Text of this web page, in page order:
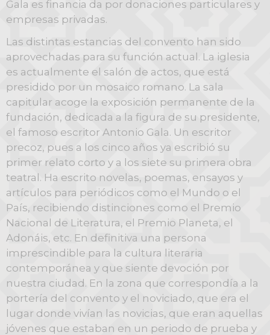
Gala es financia da por donaciones particulares y
empresas privadas.
Las distintas estancias del convento han sido
aprovechadas para su función actual. La iglesia
es actualmente el salón de actos, que está
presidido por un mosaico romano. La sala
capitular acoge la exposición permanente de la
fundación, dedicada a la figura de su presidente,
el famoso escritor Antonio Gala. Un escritor
precoz, pues a los cinco años ya escribió su
primer relato corto y a los siete su primera obra
teatral. Ha escrito novelas, poemas, ensayos y
artículos para periódicos como el Mundo o el
País, recibiendo distinciones como el Premio
Nacional de Literatura, el Premio Planeta, el
Adonáis, etc. En definitiva una persona
imprescindible para la cultura literaria
contemporánea y que siente devoción por
nuestra ciudad. En la zona que correspondía a la
portería del convento y el noviciado, que era el
lugar donde vivían las novicias, que eran aquellas
jóvenes que estaban en un periodo de prueba y